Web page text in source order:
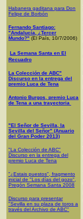
Habanera gaditana para Don
Felipe de Borbón
Fernando Santiago:
"Andalucía, ¿Tercer
Mundo?" (El País, 10/7/2006)
La Semana Santa en El
Recuadro
La Colección de ABC"
Discurso en la entrega del
premio Luca de Tena
Antonio Burgos, premio Luca
de Tena a una trayectoria
"El Señor de Sevilla, la
Sevilla del Señor" (Anuario
del Gran Poder 2013)
"La Colección de ABC"
Discurso en la entrega del
premio Luca de Tena
"¿Estais puestos", fragmento
inicial de "Los días del gozo",
Pregón Semana Santa 2008
Discurso para presentar
"Sevilla en su plaza de toros a
través del Archivo de ABC"